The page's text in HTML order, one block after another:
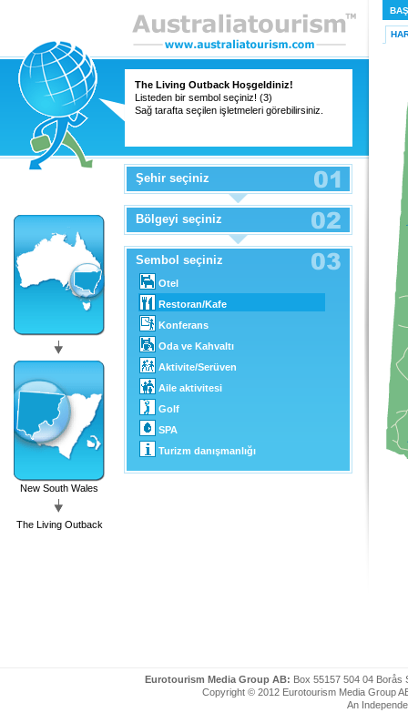
The Living Outback Hoşgeldiniz!
Listeden bir sembol seçiniz! (3)
Sağ tarafta seçilen işletmeleri görebilirsiniz.
New South Wales
The Living Outback
Şehir seçiniz
Bölgeyi seçiniz
Sembol seçiniz
Otel
Restoran/Kafe
Konferans
Oda ve Kahvaltı
Aktivite/Serüven
Aile aktivitesi
Golf
SPA
Turizm danışmanlığı
Eurotourism Media Group AB: Box 55157 504 04 Borås
Copyright © 2012 Eurotourism Media Group
An